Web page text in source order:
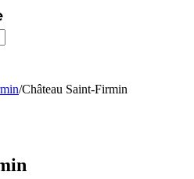
/Château Saint-Firmin